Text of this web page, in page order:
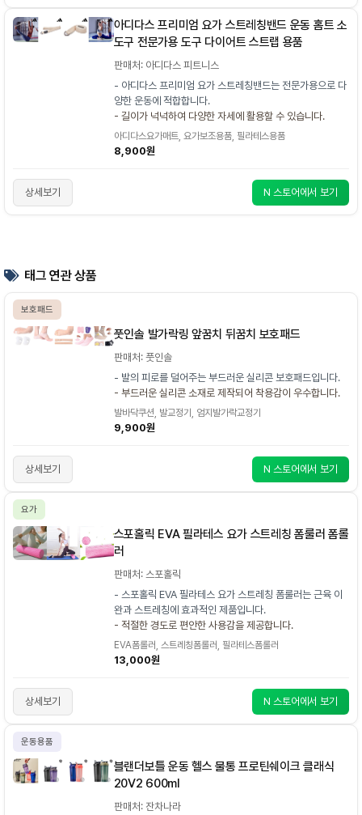
아디다스 프리미엄 요가 스트레칭밴드 운동 홈트 소
도구 전문가용 도구 다이어트 스트랩 용품
판매처: 아디다스 피트니스
- 아디다스 프리미엄 요가 스트레칭밴드는 전문가용으로 다
양한 운동에 적합합니다.
- 길이가 넉넉하여 다양한 자세에 활용할 수 있습니다.
아디다스요가매트, 요가보조용품, 필라테스용품
8,900원
상세보기 N 스토어에서 보기
태그 연관 상품
보호패드
풋인솔 발가락링 앞꿈치 뒤꿈치 보호패드
판매처: 풋인솔
- 발의 피로를 덜어주는 부드러운 실리콘 보호패드입니다.
- 부드러운 실리콘 소재로 제작되어 착용감이 우수합니다.
발바닥쿠션, 발교정기, 엄지발가락교정기
9,900원
상세보기 N 스토어에서 보기
요가
스포홀릭 EVA 필라테스 요가 스트레칭 폼룰러 폼롤
러
판매처: 스포홀릭
- 스포홀릭 EVA 필라테스 요가 스트레칭 폼룰러는 근육 이
완과 스트레칭에 효과적인 제품입니다.
- 적절한 경도로 편안한 사용감을 제공합니다.
EVA폼롤러, 스트레칭폼롤러, 필라테스폼롤러
13,000원
상세보기 N 스토어에서 보기
운동용품
블랜더보틀 운동 헬스 물통 프로틴쉐이크 클래식
20V2 600ml
판매처: 잔차나라